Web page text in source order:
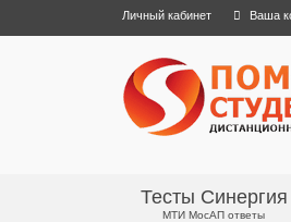
Личный кабинет Ваша
Тесты Синергия
МТИ МосАП ответы